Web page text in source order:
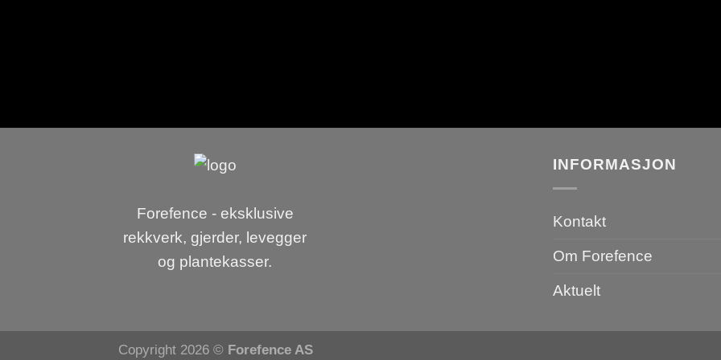
Forefence - eksklusive
rekkverk, gjerder, levegger
og plantekasser.
INFORMASJON
Kontakt
Om Forefence
Aktuelt
Copyright 2026 © Forefence AS